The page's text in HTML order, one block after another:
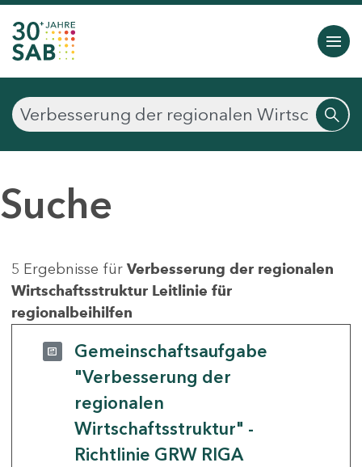
Suche
5 Ergebnisse für Verbesserung der regionalen
Wirtschaftsstruktur Leitlinie für
regionalbeihilfen
Gemeinschaftsaufgabe
"Verbesserung der
regionalen
Wirtschaftsstruktur" -
Richtlinie GRW RIGA